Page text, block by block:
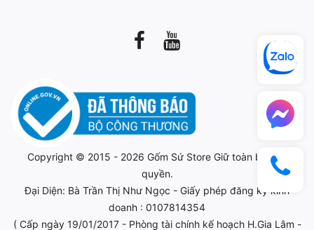
Copyright © 2015 - 2026 Gốm Sứ StoreGiữ toàn bộ bản
quyền.
Đại Diện: Bà Trần Thị Như Ngọc - Giấy phép đăng ký kinh
doanh : 0107814354
( Cấp ngày 19/01/2017 - Phòng tài chính kế hoạch H.Gia Lâm -